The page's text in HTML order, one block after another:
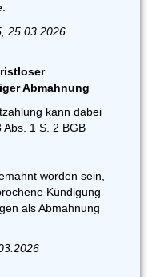
25.03.2026
Abmahnung
kann dabei
1 S. 2 BGB
worden sein,
Kündigung
als Abmahnung